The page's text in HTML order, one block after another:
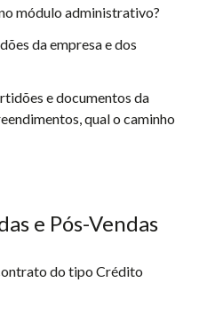
módulo administrativo?
da empresa e dos
e documentos da
qual o caminho
e Pós-Vendas
do tipo Crédito